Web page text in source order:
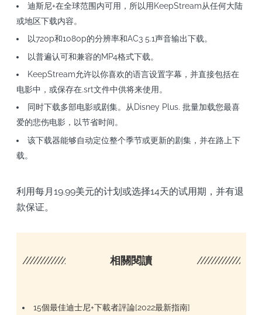
迪斯尼+在全球范围内可用，所以用KeepStream从任何大陆
或地区下载内容。
以720p和1080p的分辨率和AC3 5.1声音输出下载。
以普遍认可和兼容的MP4格式下载。
KeepStream允许以你喜欢的语言设置字幕，并直接包括在
电影中，或保存在.srt文件中供将来使用。
同时下载多部电影或剧集。从Disney Plus. 批量加载您最喜
爱的悲伤电影，以节省时间。
该下载器能够自动定位整个季节或更新的剧集，并在路上下
载。
利用每月19.99美元的计划或选择14天的试用期，并有退
款保证。
//////////////////// 相關閱讀
15個最佳迪士尼+下載者評論[2022最新指南]